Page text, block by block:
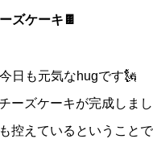
ズケーキ🍫
日も元気なhugです🗽
ーズケーキが完成しま
控えているということで